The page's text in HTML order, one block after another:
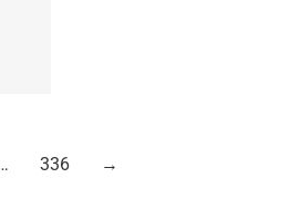
336 →